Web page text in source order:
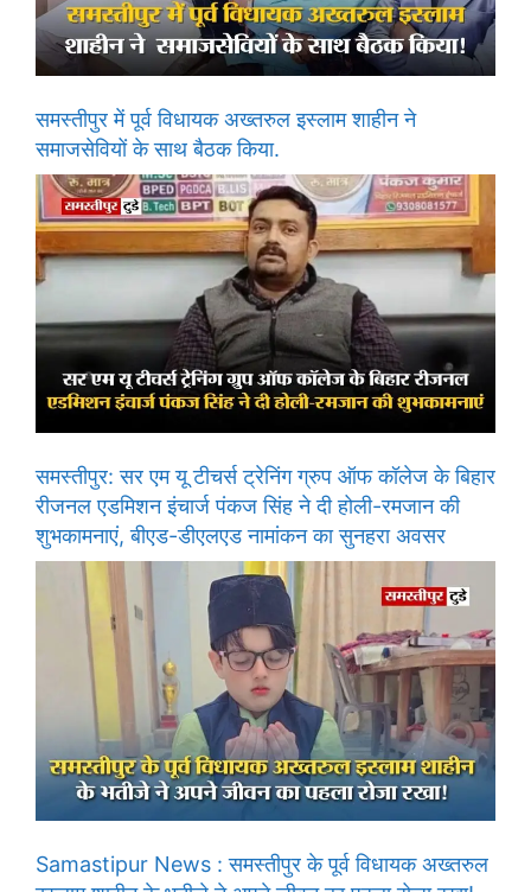
समस्तीपुर में पूर्व विधायक अख्तरुल इस्लाम शाहीन ने
समाजसेवियों के साथ बैठक किया.
समस्तीपुर: सर एम यू टीचर्स ट्रेनिंग ग्रुप ऑफ कॉलेज के बिहार
रीजनल एडमिशन इंचार्ज पंकज सिंह ने दी होली-रमजान की
शुभकामनाएं, बीएड-डीएलएड नामांकन का सुनहरा अवसर
Samastipur News : समस्तीपुर के पूर्व विधायक अख्तरुल